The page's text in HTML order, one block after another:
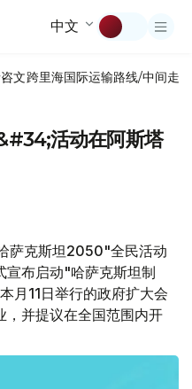
中文
文跨里海国际运输路线/中间走廊
活动在阿斯塔
萨克斯坦2050"全民活动
宣布启动"哈萨克斯坦制
月11日举行的政府扩大会
，并提议在全国范围内开